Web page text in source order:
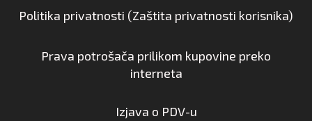
Politika privatnosti (Zaštita privatnosti korisnika)
Prava potrošača prilikom kupovine preko
interneta
Izjava o PDV-u